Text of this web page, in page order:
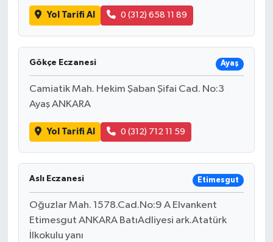
Yol Tarifi Al 0 (312) 658 11 89
Gökçe Eczanesi Ayaş
Camiatik Mah. Hekim Şaban Şifai Cad. No:3
Ayaş ANKARA
Yol Tarifi Al 0 (312) 712 11 59
Aslı Eczanesi Etimesgut
Oğuzlar Mah. 1578.Cad.No:9 A Elvankent
Etimesgut ANKARA BatıAdliyesi ark.Atatürk
İlkokulu yanı